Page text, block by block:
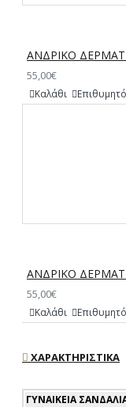
ΑΝΔΡΙΚΟ
55,00€
Καλάθι Επιθυμητό
ΑΝΔΡΙΚΟ
55,00€
Καλάθι Επιθυμητό
ΧΑΡΑΚΤΗΡΙΣΤΙΚΆ
ΓΥΝΑΙΚΕΊΑ